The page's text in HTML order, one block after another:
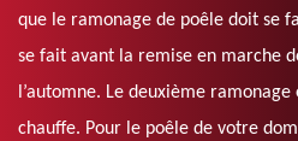
que le ramonage de poêle doit se
se fait avant la remise en marche
l’automne. Le deuxième
chauffe. Pour le poêle de votre